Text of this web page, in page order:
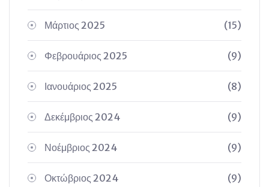
Μάρτιος 2025 (15)
Φεβρουάριος 2025 (9)
Ιανουάριος 2025 (8)
Δεκέμβριος 2024 (9)
Νοέμβριος 2024 (9)
Οκτώβριος 2024 (9)